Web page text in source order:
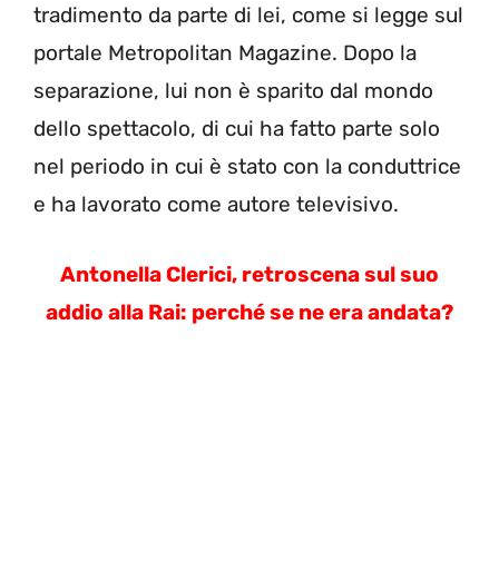
tradimento da parte di lei, come si legge sul
portale Metropolitan Magazine. Dopo la
separazione, lui non è sparito dal mondo
dello spettacolo, di cui ha fatto parte solo
nel periodo in cui è stato con la conduttrice
e ha lavorato come autore televisivo.
Antonella Clerici, retroscena sul suo
addio alla Rai: perché se ne era andata?